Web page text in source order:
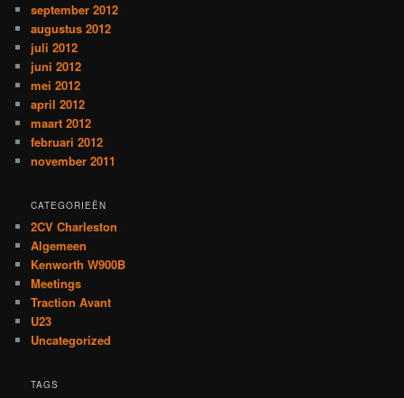
september 2012
augustus 2012
juli 2012
juni 2012
mei 2012
april 2012
maart 2012
februari 2012
november 2011
CATEGORIEËN
2CV Charleston
Algemeen
Kenworth W900B
Meetings
Traction Avant
U23
Uncategorized
TAGS